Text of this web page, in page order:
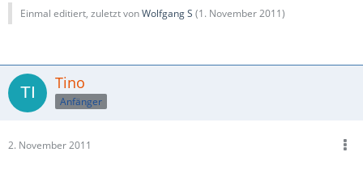
Einmal editiert, zuletzt vonWolfgang S (1. November 2011)
Tino
Anfänger
2. November 2011